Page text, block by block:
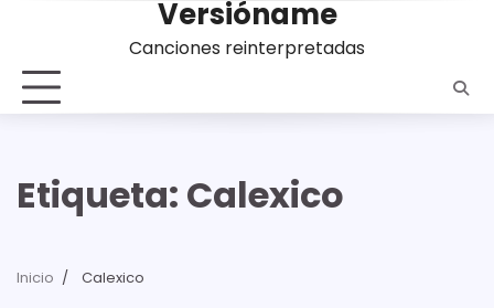
contenido
Versióname
Canciones reinterpretadas
Etiqueta: Calexico
Inicio Calexico